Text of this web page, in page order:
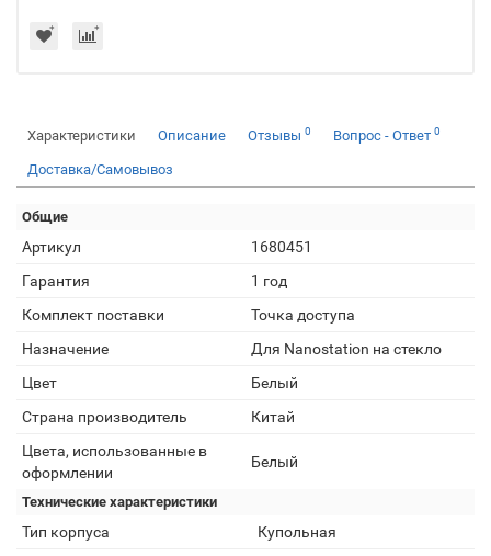
Характеристики Описание Отзывы 0 Вопрос - Ответ 0
Доставка/Самовывоз
Общие
Артикул
1680451
Гарантия
1 год
Комплект поставки
Точка доступа
Назначение
Для Nanostation на стекло
Цвет
Белый
Страна производитель
Китай
Цвета, использованные в
оформлении
Белый
Технические характеристики
Тип корпуса Купольная